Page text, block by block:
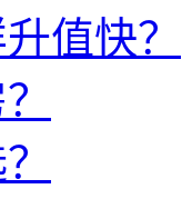
值快？